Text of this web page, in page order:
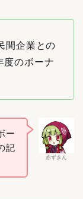
間企業との
度のボーナ
赤ずきん
ー
記